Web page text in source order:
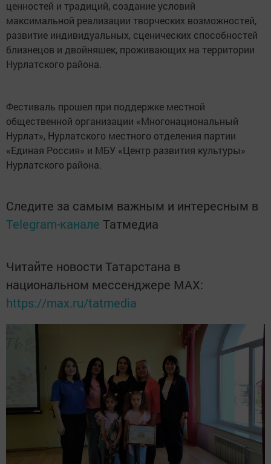
ценностей и традиций, создание условий
максимальной реализации творческих возможностей,
развитие индивидуальных, сценических способностей
близнецов и двойняшек, проживающих на территории
Нурлатского района.
Фестиваль прошел при поддержке местной
общественной организации «Многонациональный
Нурлат», Нурлатского местного отделения партии
«Единая Россия» и МБУ «Центр развития культуры»
Нурлатского района.
Следите за самым важным и интересным в
Telegram-канале Татмедиа
Читайте новости Татарстана в
национальном мессенджере MАХ:
https://max.ru/tatmedia